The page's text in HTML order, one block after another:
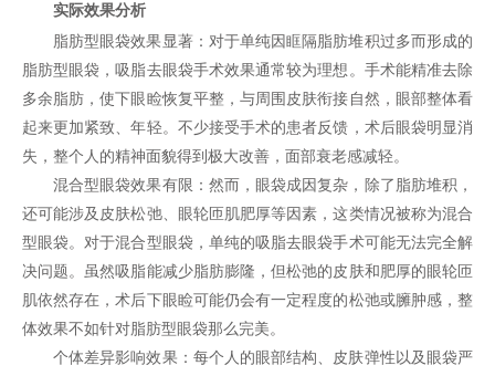
实际效果分析
脂肪型眼袋效果显著：对于单纯因眶隔脂肪堆积过多而形成的
脂肪型眼袋，吸脂去眼袋手术效果通常较为理想。手术能精准去除
多余脂肪，使下眼睑恢复平整，与周围皮肤衔接自然，眼部整体看
起来更加紧致、年轻。不少接受手术的患者反馈，术后眼袋明显消
失，整个人的精神面貌得到极大改善，面部衰老感减轻。
混合型眼袋效果有限：然而，眼袋成因复杂，除了脂肪堆积，
还可能涉及皮肤松弛、眼轮匝肌肥厚等因素，这类情况被称为混合
型眼袋。对于混合型眼袋，单纯的吸脂去眼袋手术可能无法完全解
决问题。虽然吸脂能减少脂肪膨隆，但松弛的皮肤和肥厚的眼轮匝
肌依然存在，术后下眼睑可能仍会有一定程度的松弛或臃肿感，整
体效果不如针对脂肪型眼袋那么完美。
个体差异影响效果：每个人的眼部结构、皮肤弹性以及眼袋严